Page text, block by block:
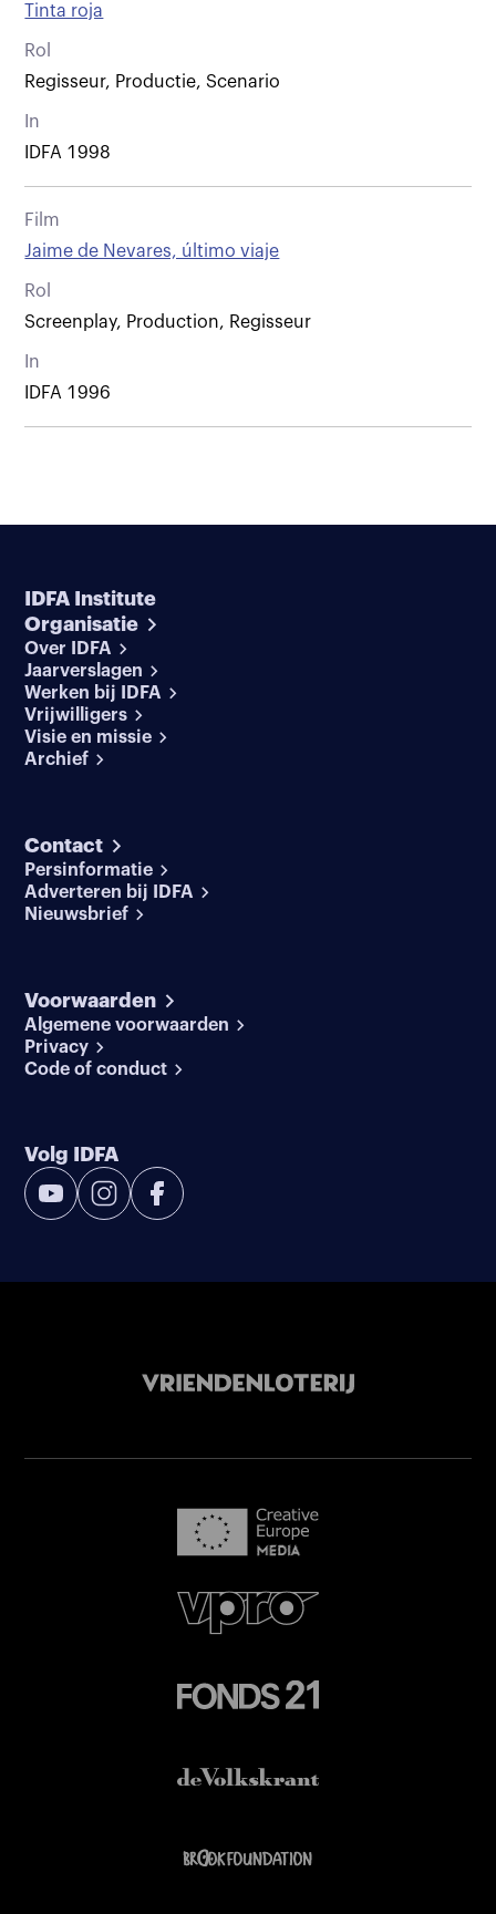
Tinta roja
Rol
Regisseur, Productie, Scenario
In
IDFA 1998
Film
Jaime de Nevares, último viaje
Rol
Screenplay, Production, Regisseur
In
IDFA 1996
IDFA Institute
Organisatie
Over IDFA
Jaarverslagen
Werken bij IDFA
Vrijwilligers
Visie en missie
Archief
Contact
Persinformatie
Adverteren bij IDFA
Nieuwsbrief
Voorwaarden
Algemene voorwaarden
Privacy
Code of conduct
Volg IDFA